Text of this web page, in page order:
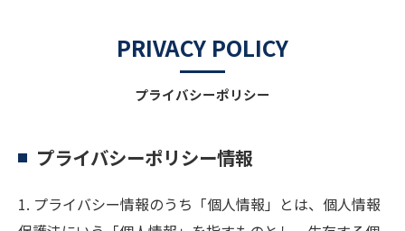
プライバシーポリシー
PRIVACY POLICY
プライバシーポリシー情報
1. プライバシー情報のうち「個人情報」とは、個人情報